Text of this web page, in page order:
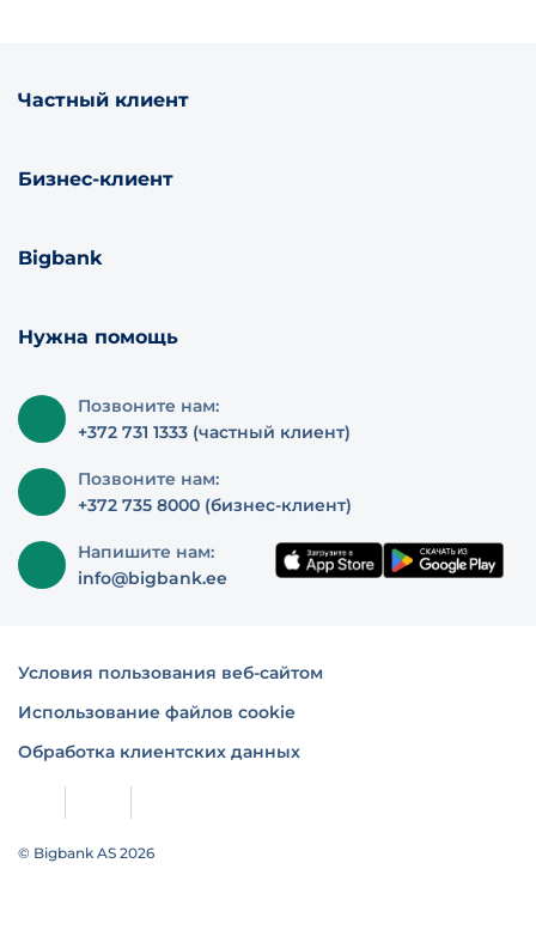
Частный клиент
Бизнес-клиент
Bigbank
Нужна помощь
Позвоните нам:
+372 731 1333 (частный клиент)
Позвоните нам:
+372 735 8000 (бизнес-клиент)
Напишите нам:
info@bigbank.ee
Условия пользования веб-сайтом
Использование файлов cookie
Обработка клиентских данных
© Bigbank AS 2026